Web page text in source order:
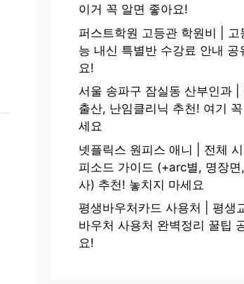
이거 꼭 알면 좋아요!
퍼스트학원 고등관 학원비 | 고
능 내신 특별반 수강료 안내 공
요!
서울 송파구 잠실동 산부인과 |
출산, 난임클리닉 추천! 여기
세요
넷플릭스 원피스 애니 | 전체
피소드 가이드 (+arc별, 명장면
사) 추천! 놓치지 마세요
평생바우처카드 사용처 | 평생
바우처 사용처 완벽정리 꿀팁
요!